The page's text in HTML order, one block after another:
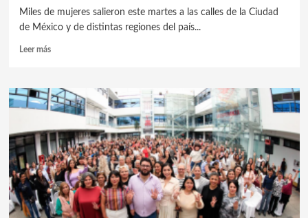
Miles de mujeres salieron este martes a las calles de la Ciudad
de México y de distintas regiones del país...
Leer más